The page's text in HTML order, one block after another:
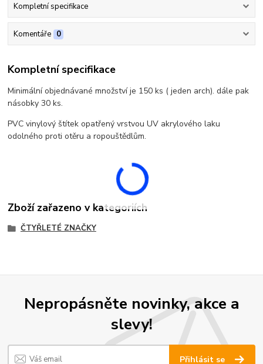
Kompletní specifikace
Komentáře 0
Kompletní specifikace
Minimální objednávané množství je 150 ks ( jeden arch). dále pak
násobky 30 ks.
PVC vinylový štítek opatřený vrstvou UV akrylového laku
odolného proti otěru a ropouštědlům.
Zboží zařazeno v kategoriích
ČTYŘLETÉ ZNAČKY
Nepropásněte novinky, akce a
slevy!
Přihlásit se